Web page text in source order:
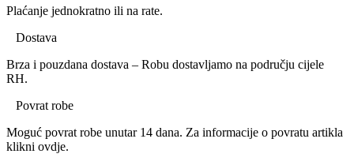
Plaćanje jednokratno ili na rate.
Dostava
Brza i pouzdana dostava – Robu dostavljamo na području cijele
RH.
Povrat robe
Moguć povrat robe unutar 14 dana. Za informacije o povratu artikla
klikni ovdje.